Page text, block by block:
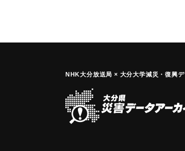
NHK大分放送局 × 大分大学減災 ・復興